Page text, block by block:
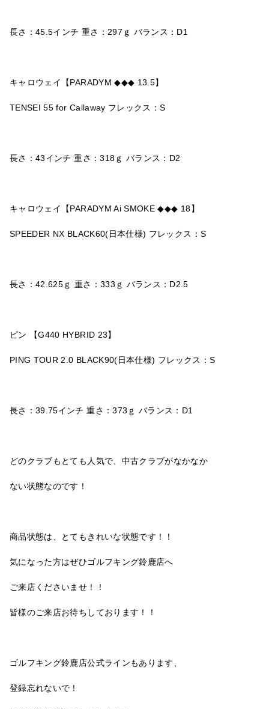
長さ：45.5インチ 重さ：297ｇ バランス：D1
キャロウェイ【PARADYM ◆◆◆ 13.5】
TENSEI 55 for Callaway フレックス：S
長さ：43インチ 重さ：318ｇ バランス：D2
キャロウェイ【PARADYM Ai SMOKE ◆◆◆ 18】
SPEEDER NX BLACK60(日本仕様) フレックス：S
長さ：42.625ｇ 重さ：333ｇ バランス：D2.5
ピン 【G440 HYBRID 23】
PING TOUR 2.0 BLACK90(日本仕様) フレックス：S
長さ：39.75インチ 重さ：373ｇ バランス：D1
どのクラブもとても人気で、中古クラブがなかなか
ない状態なのです！
商品状態は、とてもきれいな状態です！！
気になった方はぜひゴルフキング鈴鹿店へ
ご来店くださいませ！！
皆様のご来店お待ちしております！！
ゴルフキング鈴鹿店公式ラインもあります、
登録忘れないで！